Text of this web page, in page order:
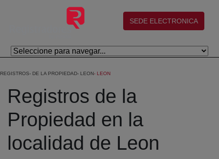
Skip to Main Content
(abre en nueva ventana)
SEDE ELECTRONICA
REGISTROS DE LA PROPIEDAD LEON LEON
Registros de la
Propiedad en la
localidad de Leon